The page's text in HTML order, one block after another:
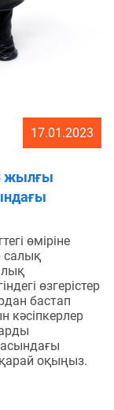
17.01.2023
жылғы
өміріне
салық
өзгерістер
бастап
кәсіпкерлер
оқыңыз.